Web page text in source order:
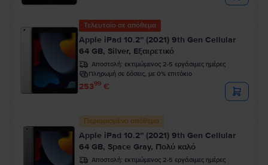
Τελευταίο σε απόθεμα
Apple iPad 10.2” (2021) 9th Gen Cellular
64 GB, Silver, Εξαιρετικό
Αποστολή: εκτιμώμενος 2-5 εργάσιμες ημέρες
Πληρωμή σε δόσεις, με 0% επιτόκιο
25399 €
Περιορισμένο απόθεμα
Apple iPad 10.2” (2021) 9th Gen Cellular
64 GB, Space Gray, Πολύ καλό
Αποστολή: εκτιμώμενος 2-5 εργάσιμες ημέρες